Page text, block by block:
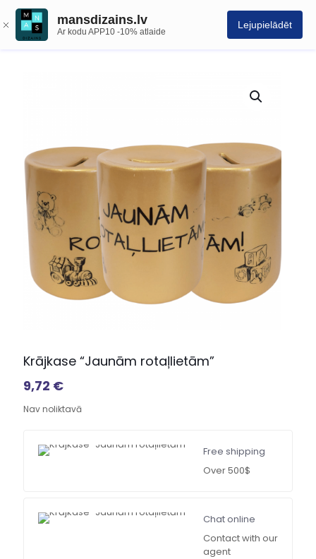
mansdizains.lv
Ar kodu APP10 -10% atlaide
Lejupielādēt
Krājkase “Jaunām rotaļlietām”
9,72 €
Nav noliktavā
Free shipping
Over 500$
Chat online
Contact with our
agent